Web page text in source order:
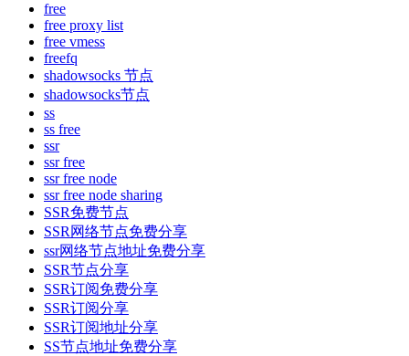
free
free proxy list
free vmess
freefq
shadowsocks 节点
shadowsocks节点
ss
ss free
ssr
ssr free
ssr free node
ssr free node sharing
SSR免费节点
SSR网络节点免费分享
ssr网络节点地址免费分享
SSR节点分享
SSR订阅免费分享
SSR订阅分享
SSR订阅地址分享
SS节点地址免费分享